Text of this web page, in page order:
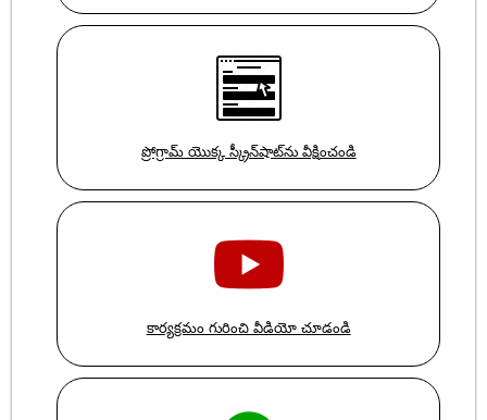
ప్రోగ్రామ్ యొక్క స్క్రీన్‌షాట్‌ను వీక్షించండి
కార్యక్రమం గురించి వీడియో చూడండి